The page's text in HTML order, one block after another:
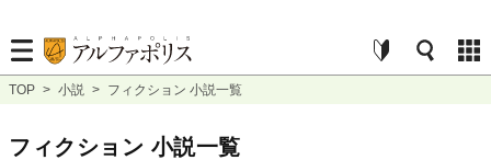
TOP > 小説 > フィクション 小説一覧
フィクション 小説一覧